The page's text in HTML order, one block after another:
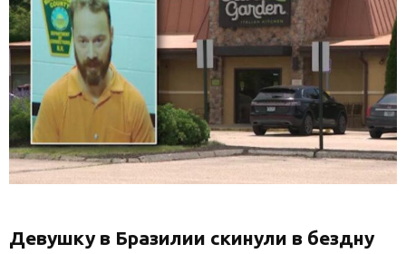
Девушку в Бразилии скинули в бездну